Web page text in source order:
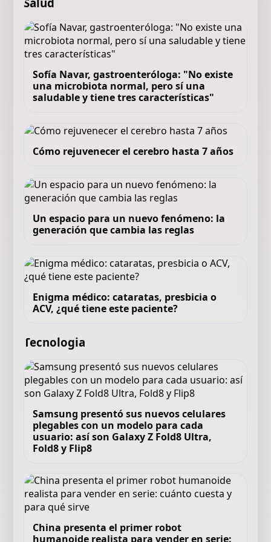
Sofía Navar, gastroenteróloga: "No existe
una microbiota normal, pero sí una
saludable y tiene tres características"
Cómo rejuvenecer el cerebro hasta 7 años
Un espacio para un nuevo fenómeno: la
generación que cambia las reglas
Enigma médico: cataratas, presbicia o
ACV, ¿qué tiene este paciente?
Tecnologia
Samsung presentó sus nuevos celulares
plegables con un modelo para cada
usuario: así son Galaxy Z Fold8 Ultra,
Fold8 y Flip8
China presenta el primer robot
humanoide realista para vender en serie: